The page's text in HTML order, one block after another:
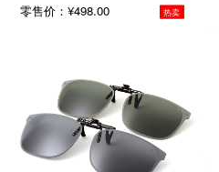
零售价：¥498.00 热卖